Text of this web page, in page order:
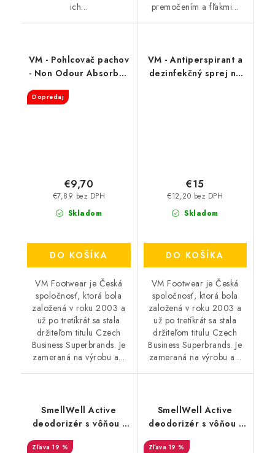
ich...
premočením a fľakmi...
VM - Pohlcovač pachov
- Non Odour Absorber
3501
Dopredaj
Skladom
€7,89 bez DPH
€9,70
DO KOŠÍKA
VM Footwear je Česká
spoločnosť, ktorá bola
založená v roku 2003 a
už po tretíkrát sa stala
držiteľom titulu Czech
Business Superbrands. Je
zameraná na výrobu a...
VM - Antiperspirant a
dezinfekčný sprej na
Skladom
€12,20 bez DPH
€15
DO KOŠÍKA
VM Footwear je Česká
spoločnosť, ktorá bola
založená v roku 2003 a
už po tretíkrát sa stala
držiteľom titulu Czech
Business Superbrands. Je
zameraná na výrobu a...
SmellWell Active
deodorizér s vôňou -
Tropical Blue
19 %
SmellWell Active
deodorizér s vôňou -
Black Zebra
19 %